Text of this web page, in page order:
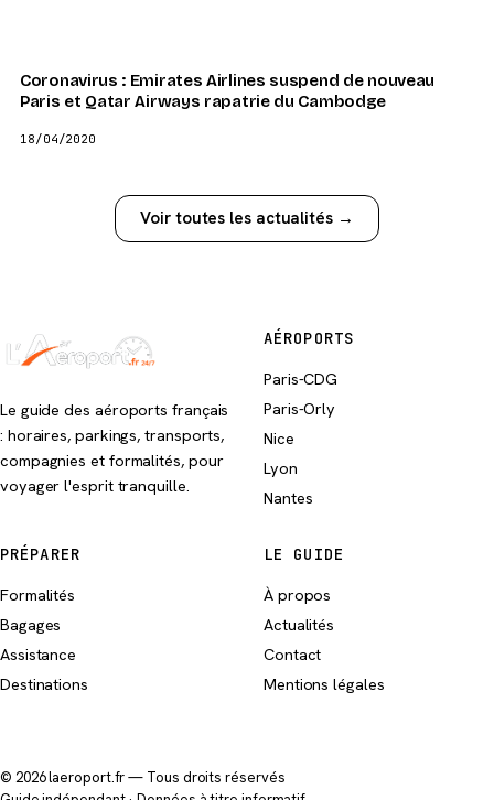
Coronavirus : Emirates Airlines suspend de nouveau
Paris et Qatar Airways rapatrie du Cambodge
18/04/2020
Voir toutes les actualités →
Le guide des aéroports français
: horaires, parkings, transports,
compagnies et formalités, pour
voyager l'esprit tranquille.
AÉROPORTS
Paris-CDG
Paris-Orly
Nice
Lyon
Nantes
PRÉPARER
Formalités
Bagages
Assistance
Destinations
LE GUIDE
À propos
Actualités
Contact
Mentions légales
© 2026 laeroport.fr — Tous droits réservés